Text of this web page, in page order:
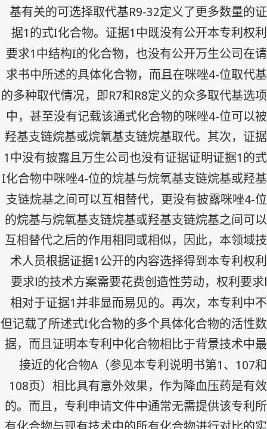
基有关的可选择取代基R9-32定义了更多数量的证
据1 的式I化合物。证据1 中既没有公开本专利权利
要求1 中结构I的化合物，也没有公开万生公司在请
求书中所述的具体化合物，而且在咪唑4-位取代基
的多种取代情况，即R7和 R8定义的众多取代基选项
中，甚至没有记载该通式化合物的咪唑4-位可以被
羟基支链烷基或烷氧基支链烷基取代。其次，证据
1 中没有披露且万生公司也没有证据证明证据1 的式
I化合物中咪唑4-位的烷基与烷氧基支链烷基或羟基
支链烷基之间可以互相替代，更没有披露咪唑4-位
的烷基与烷氧基支链烷基或羟基支链烷基之间可以
互相替代之后的作用相同或相似，因此，本领域技
术人员根据证据1 公开的内容选择得到本专利权利
要求l的技术方案需要花费创造性劳动，权利要求l
相对于证据1 并非显而易见的。再次，本专利中不
但记载了所述式I化合物的多个具体化合物的活性数
据，而且证明本专利中化合物相比于背景技术中最
接近的化合物A （参见本专利说明书第1 、 107和
108页）相比具有意外效果，作为降血压药是有效
的。而且，专利申请文件中通常无需提供该专利所